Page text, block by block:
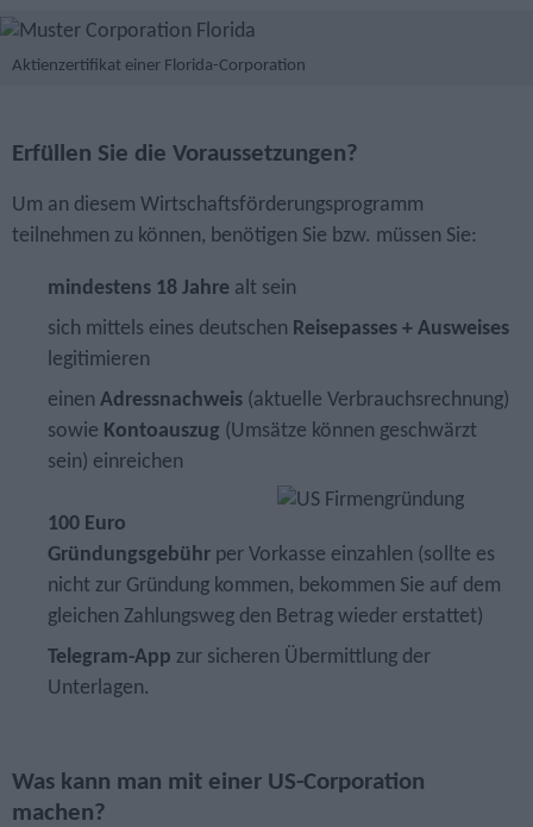
Aktienzertifikat einer Florida-Corporation
Erfüllen Sie die Voraussetzungen?
Um an diesem Wirtschafts­förderungs­programm
teilnehmen zu können, benötigen Sie bzw. müssen Sie:
mindestens 18 Jahre alt sein
sich mittels eines deutschen Reisepasses + Ausweises
legitimieren
einen Adressnachweis (aktuelle Verbrauchsrechnung)
sowie Kontoauszug (Umsätze können geschwärzt
sein) einreichen
100 Euro
Gründungsgebühr per Vorkasse einzahlen (sollte es
nicht zur Gründung kommen, bekommen Sie auf dem
gleichen Zahlungsweg den Betrag wieder erstattet)
Telegram-App zur sicheren Übermittlung der
Unterlagen.
Was kann man mit einer US-Corporation
machen?